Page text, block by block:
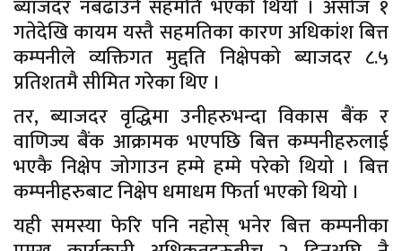
ब्याजदर नबढाउने सहमति भएको थियो । असोज १
गतेदेखि कायम यस्तै सहमतिका कारण अधिकांश बित्त
कम्पनीले व्यक्तिगत मुद्दति निक्षेपको ब्याजदर ८.५
प्रतिशतमै सीमित गरेका थिए ।
तर, ब्याजदर वृद्धिमा उनीहरुभन्दा विकास बैंक र
वाणिज्य बैंक आक्रामक भएपछि बित्त कम्पनीहरुलाई
भएकै निक्षेप जोगाउन हम्मे हम्मे परेको थियो । बित्त
कम्पनीहरुबाट निक्षेप धमाधम फिर्ता भएको थियो ।
यही समस्या फेरि पनि नहोस् भनेर बित्त कम्पनीका